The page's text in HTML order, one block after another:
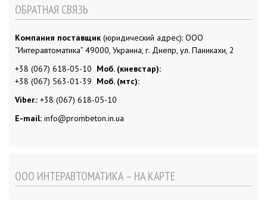
ОБРАТНАЯ СВЯЗЬ
Компания поставщик (юридический адрес): ООО
“Интеравтоматика” 49000, Украина, г. Днепр, ул. Паникахи, 2
+38 (067) 618-05-10 Моб. (киевстар):
+38 (067) 563-01-39 Моб. (мтс):
Viber.: +38 (067) 618-05-10
E-mail: info@prombeton.in.ua
ООО ИНТЕРАВТОМАТИКА – НА КАРТЕ